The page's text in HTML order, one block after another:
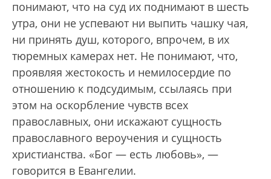
понимают, что на суд их поднимают в шесть
утра, они не успевают ни выпить чашку чая,
ни принять душ, которого, впрочем, в их
тюремных камерах нет. Не понимают, что,
проявляя жестокость и немилосердие по
отношению к подсудимым, ссылаясь при
этом на оскорбление чувств всех
православных, они искажают сущность
православного вероучения и сущность
христианства. «Бог — есть любовь», —
говорится в Евангелии.